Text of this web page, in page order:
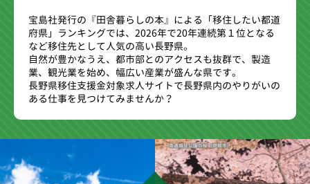
宝島社発行の『田舎暮らしの本』による「移住したい都道
府県」ランキングでは、2026年で20年連続第１位となる
など移住先として人気の高い長野県。
自然が豊かなうえ、都市部とのアクセスも抜群で、製造
業、観光業を始め、幅広い産業が盛んな県です。
長野県移住支援金対象求人サイトで長野県内のやりがいの
ある仕事を見つけてみませんか？
高遠城址公園の桜（伊那市）